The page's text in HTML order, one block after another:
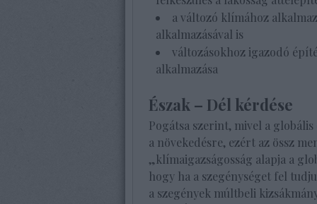
a változó klímához
alkalmazásával is
változásokhoz igazodó
alkalmazása
Észak – Dél kérdése
Pogátsa szerint, mivel a
a növekedésre, ezért az össz
„klímaigazságosság alapja a
hogy ha a szegénységet fel
a szegények múltbeli